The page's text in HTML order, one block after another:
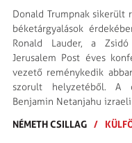
Donald Trumpnak sikerült
béketárgyalások
Ronald Lauder, a
Jerusalem Post éves
vezető reménykedik
szorult helyzetéből. A
Benjamin Netanjahu
NÉMETH CSILLAG /